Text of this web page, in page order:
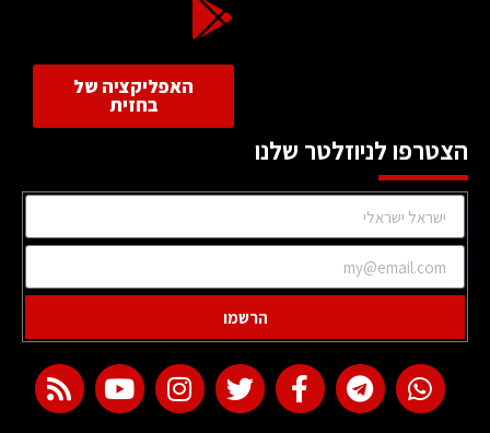
האפליקציה של
בחזית
הצטרפו לניוזלטר שלנו
הרשמו